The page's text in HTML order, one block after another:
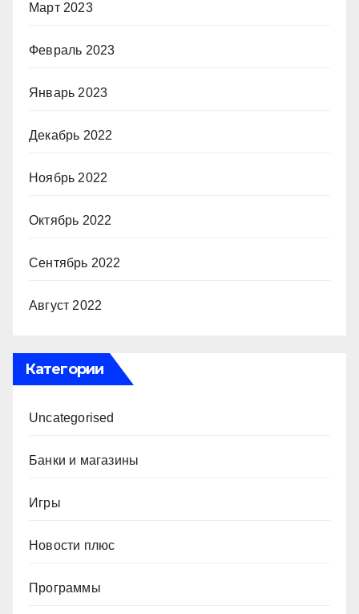
Март 2023
Февраль 2023
Январь 2023
Декабрь 2022
Ноябрь 2022
Октябрь 2022
Сентябрь 2022
Август 2022
Категории
Uncategorised
Банки и магазины
Игры
Новости плюс
Программы